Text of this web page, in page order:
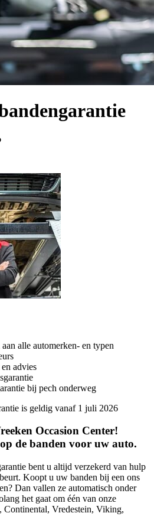
alle automerken- en typen
advies
bij pech onderweg
is geldig vanaf 1 juli 2026
Occasion Center!
de banden voor uw auto.
bent u altijd verzekerd van hulp
Koopt u uw banden bij een ons
Dan vallen ze automatisch onder
het gaat om één van onze
, Continental, Vredestein, Viking,